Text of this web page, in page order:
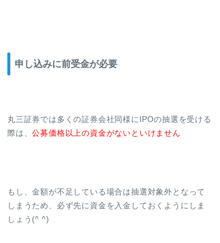
申し込みに前受金が必要
丸三証券では多くの証券会社同様にIPOの抽選を受ける
際は、公募価格以上の資金がないといけません
もし、金額が不足している場合は抽選対象外となって
しまうため、必ず先に資金を入金しておくようにしま
しょう(^ ^)